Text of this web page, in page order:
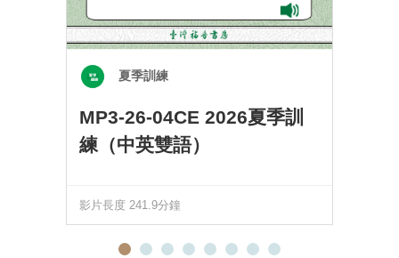
夏季訓練
MP3-26-04CE 2026夏季訓
練（中英雙語）
影片長度 241.9分鐘